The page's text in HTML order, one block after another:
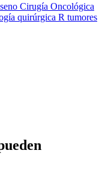
Cirugía Oncológica
quirúrgica R tumores